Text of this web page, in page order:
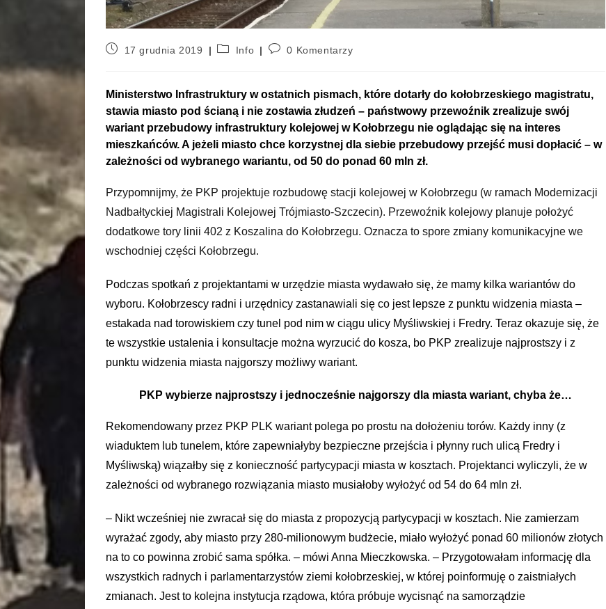
17 grudnia 2019 Info 0 Komentarzy
Ministerstwo Infrastruktury w ostatnich pismach, które dotarły do kołobrzeskiego magistratu,
stawia miasto pod ścianą i nie zostawia złudzeń – państwowy przewoźnik zrealizuje swój
wariant przebudowy infrastruktury kolejowej w Kołobrzegu nie oglądając się na interes
mieszkańców. A jeżeli miasto chce korzystnej dla siebie przebudowy przejść musi dopłacić – w
zależności od wybranego wariantu, od 50 do ponad 60 mln zł.
Przypomnijmy, że PKP projektuje rozbudowę stacji kolejowej w Kołobrzegu (w ramach Modernizacji
Nadbałtyckiej Magistrali Kolejowej Trójmiasto-Szczecin). Przewoźnik kolejowy planuje położyć
dodatkowe tory linii 402 z Koszalina do Kołobrzegu. Oznacza to spore zmiany komunikacyjne we
wschodniej części Kołobrzegu.
Podczas spotkań z projektantami w urzędzie miasta wydawało się, że mamy kilka wariantów do
wyboru. Kołobrzescy radni i urzędnicy zastanawiali się co jest lepsze z punktu widzenia miasta –
estakada nad torowiskiem czy tunel pod nim w ciągu ulicy Myśliwskiej i Fredry. Teraz okazuje się, że
te wszystkie ustalenia i konsultacje można wyrzucić do kosza, bo PKP zrealizuje najprostszy i z
punktu widzenia miasta najgorszy możliwy wariant.
PKP wybierze najprostszy i jednocześnie najgorszy dla miasta wariant, chyba że…
Rekomendowany przez PKP PLK wariant polega po prostu na dołożeniu torów. Każdy inny (z
wiaduktem lub tunelem, które zapewniałyby bezpieczne przejścia i płynny ruch ulicą Fredry i
Myśliwską) wiązałby się z konieczność partycypacji miasta w kosztach. Projektanci wyliczyli, że w
zależności od wybranego rozwiązania miasto musiałoby wyłożyć od 54 do 64 mln zł.
– Nikt wcześniej nie zwracał się do miasta z propozycją partycypacji w kosztach. Nie zamierzam
wyrażać zgody, aby miasto przy 280-milionowym budżecie, miało wyłożyć ponad 60 milionów złotych
na to co powinna zrobić sama spółka. – mówi Anna Mieczkowska. – Przygotowałam informację dla
wszystkich radnych i parlamentarzystów ziemi kołobrzeskiej, w której poinformuję o zaistniałych
zmianach. Jest to kolejna instytucja rządowa, która próbuje wycisnąć na samorządzie